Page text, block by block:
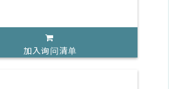
加入询问清单